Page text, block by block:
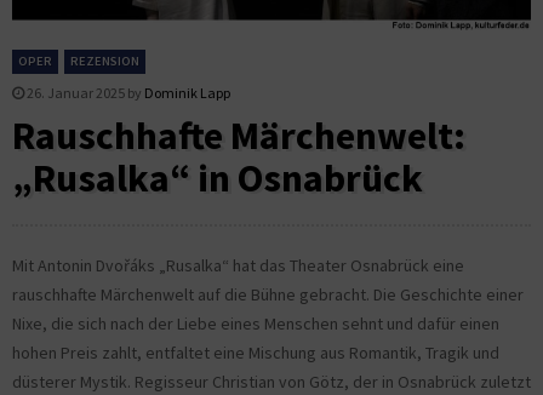
OPER REZENSION
26. Januar 2025 by Dominik Lapp
Rauschhafte Märchenwelt:
„Rusalka“ in Osnabrück
Mit Antonin Dvořáks „Rusalka“ hat das Theater Osnabrück eine
rauschhafte Märchenwelt auf die Bühne gebracht. Die Geschichte einer
Nixe, die sich nach der Liebe eines Menschen sehnt und dafür einen
hohen Preis zahlt, entfaltet eine Mischung aus Romantik, Tragik und
düsterer Mystik. Regisseur Christian von Götz, der in Osnabrück zuletzt